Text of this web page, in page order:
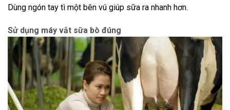
Dùng ngón tay tì một bên vú giúp sữa ra nhanh hơn.
Sử dụng máy vắt sữa bò đúng